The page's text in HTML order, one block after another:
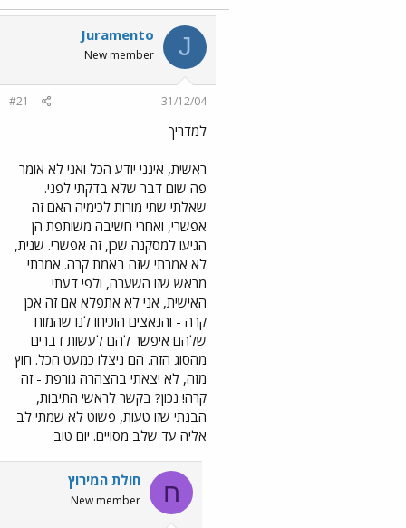
J
Juramento
New member
31/12/04
#21
למדריך
ראשית, אינני יודע הכל ואני לא אומר
פה שום דבר שלא בדקתי לפני.
שאלתי שתי מורות לכימיה האם זה
אפשרי, ואחרי חשיבה משותפת הן
הגיעו למסקנה שכן, זה אפשרי. שנית,
לא אמרתי שזה באמת קרה. אמרתי
מראש שזו השערה, ולפי דעתי
האישית, אני לא אתפלא אם זה אכן
קרה - והנאצים הוכיחו לנו שהמוח
שלהם איפשר להם לעשות דברים
מהסוג הזה. הם ניצלו כמעט הכל. חוץ
מזה, לא יצאתי בהצהרה גורפת - זה
קרה! נכון? בקשר לראשי התיבות,
הבנתי שזו טעות, פשוט לא שמתי לב
אליה עד שלב מסויים. יום טוב
ח חולת המירוץ
New member